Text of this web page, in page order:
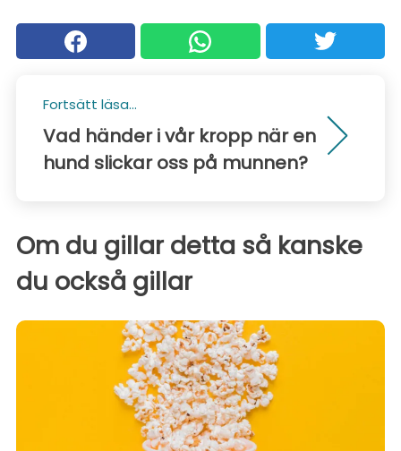
Fortsätt läsa...
Vad händer i vår kropp när en
hund slickar oss på munnen?
Om du gillar detta så kanske
du också gillar